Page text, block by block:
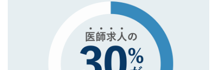
で、機密保持に関してもご安心ください。